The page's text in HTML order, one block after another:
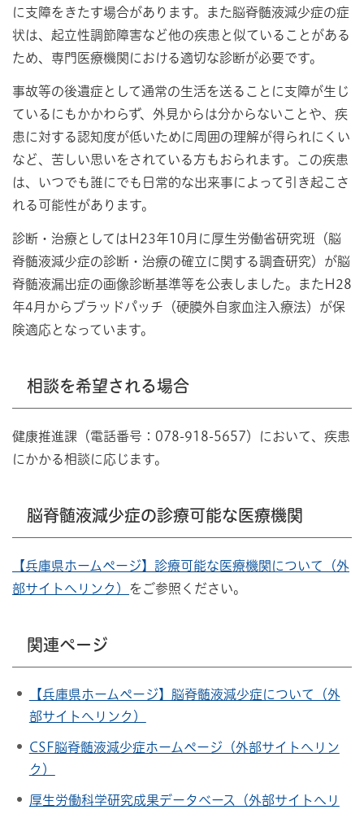
に支障をきたす場合があります。また脳脊髄液減少症の症
状は、起立性調節障害など他の疾患と似ていることがある
ため、専門医療機関における適切な診断が必要です。
事故等の後遺症として通常の生活を送ることに支障が生じ
ているにもかかわらず、外見からは分からないことや、疾
患に対する認知度が低いために周囲の理解が得られにくい
など、苦しい思いをされている方もおられます。この疾患
は、いつでも誰にでも日常的な出来事によって引き起こさ
れる可能性があります。
診断・治療としてはH23年10月に厚生労働省研究班（脳
脊髄液減少症の診断・治療の確立に関する調査研究）が脳
脊髄液漏出症の画像診断基準等を公表しました。またH28
年4月からブラッドパッチ（硬膜外自家血注入療法）が保
険適応となっています。
相談を希望される場合
健康推進課（電話番号：078-918-5657）において、疾患
にかかる相談に応じます。
脳脊髄液減少症の診療可能な医療機関
【兵庫県ホームページ】診療可能な医療機関について（外
部サイトへリンク） をご参照ください。
関連ページ
【兵庫県ホームページ】脳脊髄液減少症について（外
部サイトへリンク）
CSF脳脊髄液減少症ホームページ（外部サイトへリン
ク）
厚生労働科学研究成果データベース（外部サイトへリ